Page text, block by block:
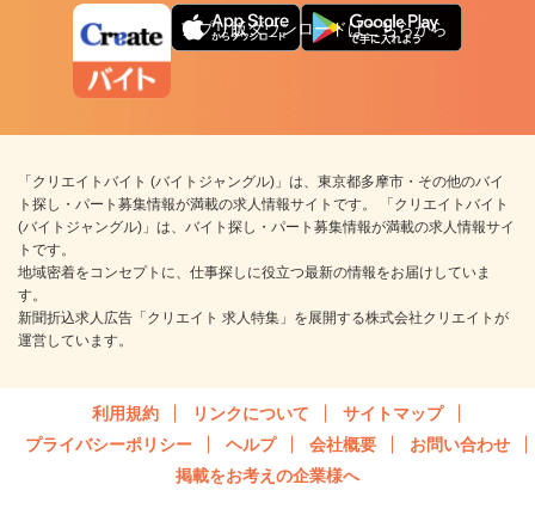
アプリ版ダウンロードはこちらから
「クリエイトバイト (バイトジャングル)」は、東京都多摩市・その他のバイ
ト探し・パート募集情報が満載の求人情報サイトです。 「クリエイトバイト
(バイトジャングル)」は、バイト探し・パート募集情報が満載の求人情報サイ
トです。
地域密着をコンセプトに、仕事探しに役立つ最新の情報をお届けしていま
す。
新聞折込求人広告「クリエイト 求人特集」を展開する株式会社クリエイトが
運営しています。
利用規約 リンクについて
サイトマップ
プライバシーポリシー
ヘルプ 会社概要
お問い合わせ
掲載をお考えの企業様へ